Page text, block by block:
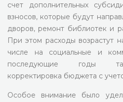
счет дополнительных
взносов, которые будут
дворов, ремонт библиотек и
При этом расходы возрастут
числе на социальные и
последующие годы
корректировка бюджета с
Особое внимание было